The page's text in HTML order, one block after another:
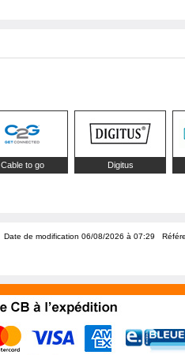
Cable to go Digitus
Date de modification 06/08/2026 à 07:29